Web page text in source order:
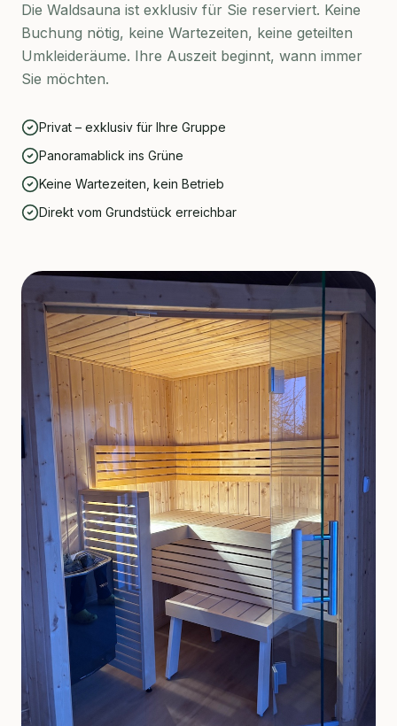
Die Waldsauna ist exklusiv für Sie reserviert. Keine
Buchung nötig, keine Wartezeiten, keine geteilten
Umkleideräume. Ihre Auszeit beginnt, wann immer
Sie möchten.
Privat – exklusiv für Ihre Gruppe
Panoramablick ins Grüne
Keine Wartezeiten, kein Betrieb
Direkt vom Grundstück erreichbar